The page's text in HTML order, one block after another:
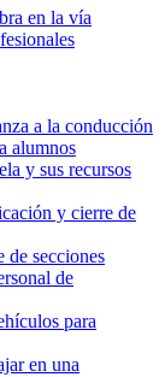
en la vía
a la conducción
alumnos
y sus recursos
y cierre de
de secciones
de
para
en una